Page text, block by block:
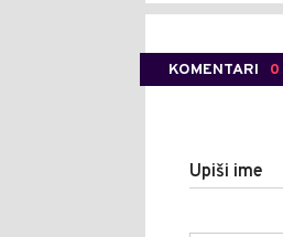
KOMENTARI 0
Upiši ime